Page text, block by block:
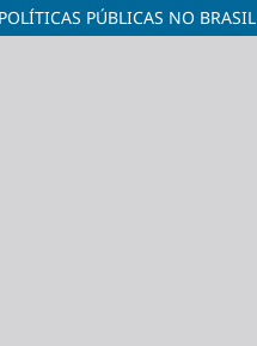
PÚBLICAS NO BRASIL